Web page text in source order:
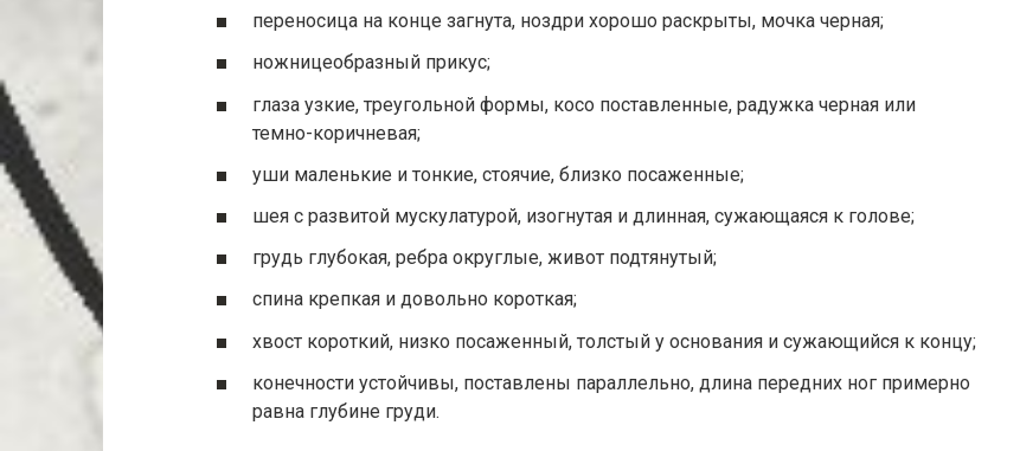
переносица на конце загнута, ноздри хорошо раскрыты, мочка черная;
ножницеобразный прикус;
глаза узкие, треугольной формы, косо поставленные, радужка черная или
темно-коричневая;
уши маленькие и тонкие, стоячие, близко посаженные;
шея с развитой мускулатурой, изогнутая и длинная, сужающаяся к голове;
грудь глубокая, ребра округлые, живот подтянутый;
спина крепкая и довольно короткая;
хвост короткий, низко посаженный, толстый у основания и сужающийся к концу;
конечности устойчивы, поставлены параллельно, длина передних ног примерно
равна глубине груди.